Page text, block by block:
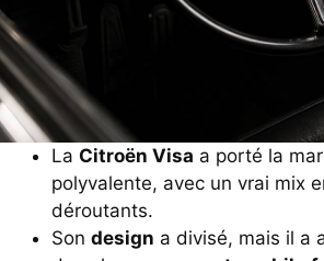
La Citroën Visa a porté la
polyvalente, avec un vrai mix
déroutants.
Son design a divisé, mais il a